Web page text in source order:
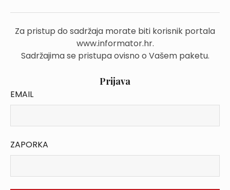
Za pristup do sadržaja morate biti korisnik portala
www.informator.hr.
Sadržajima se pristupa ovisno o Vašem paketu.
Prijava
EMAIL
ZAPORKA